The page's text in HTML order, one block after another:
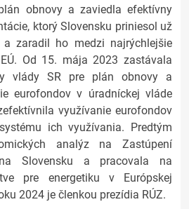
obnovy a zaviedla efektívny
ktorý Slovensku priniesol už
zaradil ho medzi najrýchlejšie
Od 15. mája 2023 zastávala
vlády SR pre plán obnovy a
eurofondov v úradníckej vláde
využívanie eurofondov
ich využívania. Predtým
analýz na Zastúpení
Slovensku a pracovala na
pre energetiku v Európskej
2024 je členkou prezídia RÚZ.